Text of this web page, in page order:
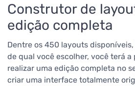
Construtor de
edição completa
Dentre os 450 layouts
de qual você escolher, você terá
realizar uma edição completa no
criar uma interface totalmente